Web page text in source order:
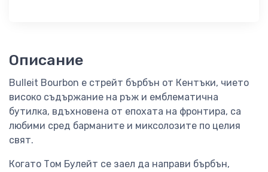
Описание
Bulleit Bourbon е стрейт бърбън от Кентъки, чието
високо съдържание на ръж и емблематична
бутилка, вдъхновена от епохата на фронтира, са
любими сред барманите и миксолозите по целия
свят.
Когато Том Булейт се заел да направи бърбън,